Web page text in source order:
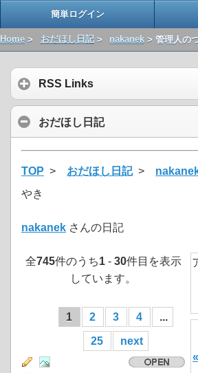
簡単ログイン
Home > おだほし日記> nakanek > 管理人の
RSS Links
おだほし日記
TOP > おだほし日記>
やき
nakanek さんの日記
全745件のうち1- 30件目を表示
しています。
1 2 3 4 ...
25 next